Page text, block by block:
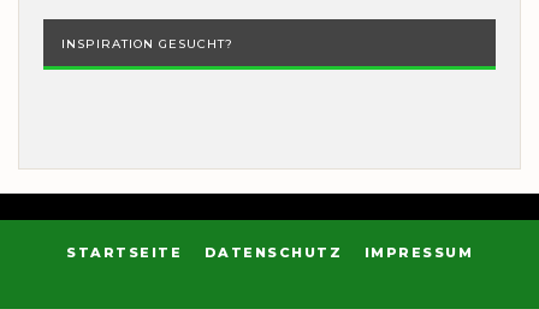
INSPIRATION GESUCHT?
STARTSEITE DATENSCHUTZ IMPRESSUM